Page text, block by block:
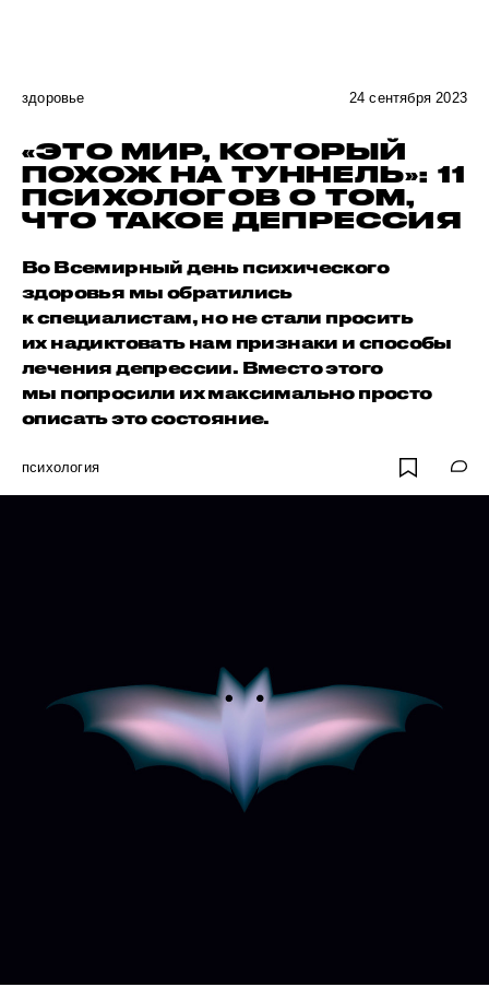
здоровье 24 сентября 2023
«ЭТО МИР, КОТОРЫЙ
ПОХОЖ НА ТУННЕЛЬ»: 11
ПСИХОЛОГОВ О ТОМ,
ЧТО ТАКОЕ ДЕПРЕССИЯ
Во Всемирный день психического
здоровья мы обратились
к специалистам, но не стали просить
их надиктовать нам признаки и способы
лечения депрессии. Вместо этого
мы попросили их максимально просто
описать это состояние.
психология